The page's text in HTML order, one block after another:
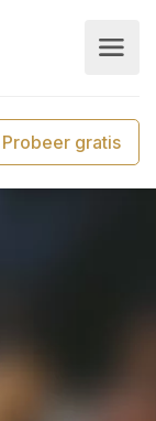
Probeer gratis